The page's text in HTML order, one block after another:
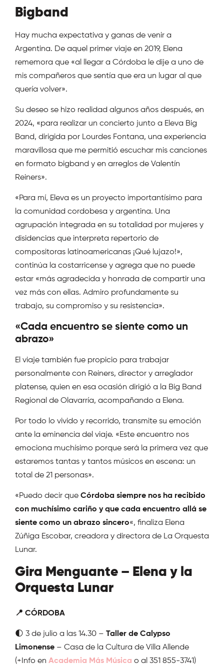
Bigband
Hay mucha expectativa y ganas de venir a
Argentina. De aquel primer viaje en 2019, Elena
rememora que «al llegar a Córdoba le dije a uno de
mis compañeros que sentía que era un lugar al que
quería volver».
Su deseo se hizo realidad algunos años después, en
2024, «para realizar un concierto junto a Eleva Big
Band, dirigida por Lourdes Fontana, una experiencia
maravillosa que me permitió escuchar mis canciones
en formato bigband y en arreglos de Valentín
Reiners».
«Para mí, Eleva es un proyecto importantísimo para
la comunidad cordobesa y argentina. Una
agrupación integrada en su totalidad por mujeres y
disidencias que interpreta repertorio de
compositoras latinoamericanas ¡Qué lujazo!»,
continúa la costarricense y agrega que no puede
estar «más agradecida y honrada de compartir una
vez más con ellas. Admiro profundamente su
trabajo, su compromiso y su resistencia».
«Cada encuentro se siente como un
abrazo»
El viaje también fue propicio para trabajar
personalmente con Reiners, director y arreglador
platense, quien en esa ocasión dirigió a la Big Band
Regional de Olavarría, acompañando a Elena.
Por todo lo vivido y recorrido, transmite su emoción
ante la eminencia del viaje. «Este encuentro nos
emociona muchísimo porque será la primera vez que
estaremos tantas y tantos músicos en escena: un
total de 21 personas».
«Puedo decir que Córdoba siempre nos ha recibido
con muchísimo cariño y que cada encuentro allá se
siente como un abrazo sincero«, finaliza Elena
Zúñiga Escobar, creadora y directora de La Orquesta
Lunar.
Gira Menguante – Elena y la
Orquesta Lunar
📍 CÓRDOBA
🌓 3 de julio a las 14.30 – Taller de Calypso
Limonense – Casa de la Cultura de Villa Allende
(+Info en Academia Más Música o al 351 855-3741)